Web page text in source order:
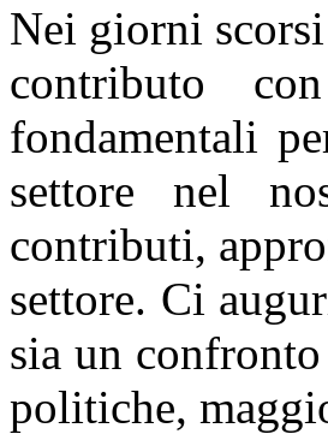
Nei giorni
contributo
fondamentali
settore nel
contributi,
settore. Ci
sia un
politiche,